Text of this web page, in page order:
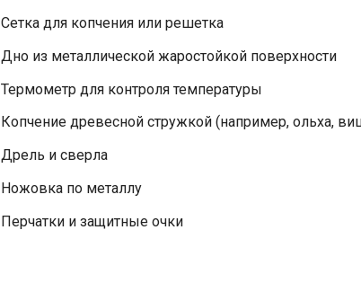
Сетка для копчения или решетка
Дно из металлической жаростойкой поверхности
Термометр для контроля температуры
Копчение древесной стружкой (например, ольха,
Дрель и сверла
Ножовка по металлу
Перчатки и защитные очки